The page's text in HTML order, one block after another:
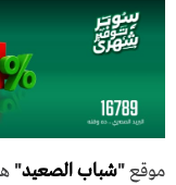
موقع"شباب الصعيد"